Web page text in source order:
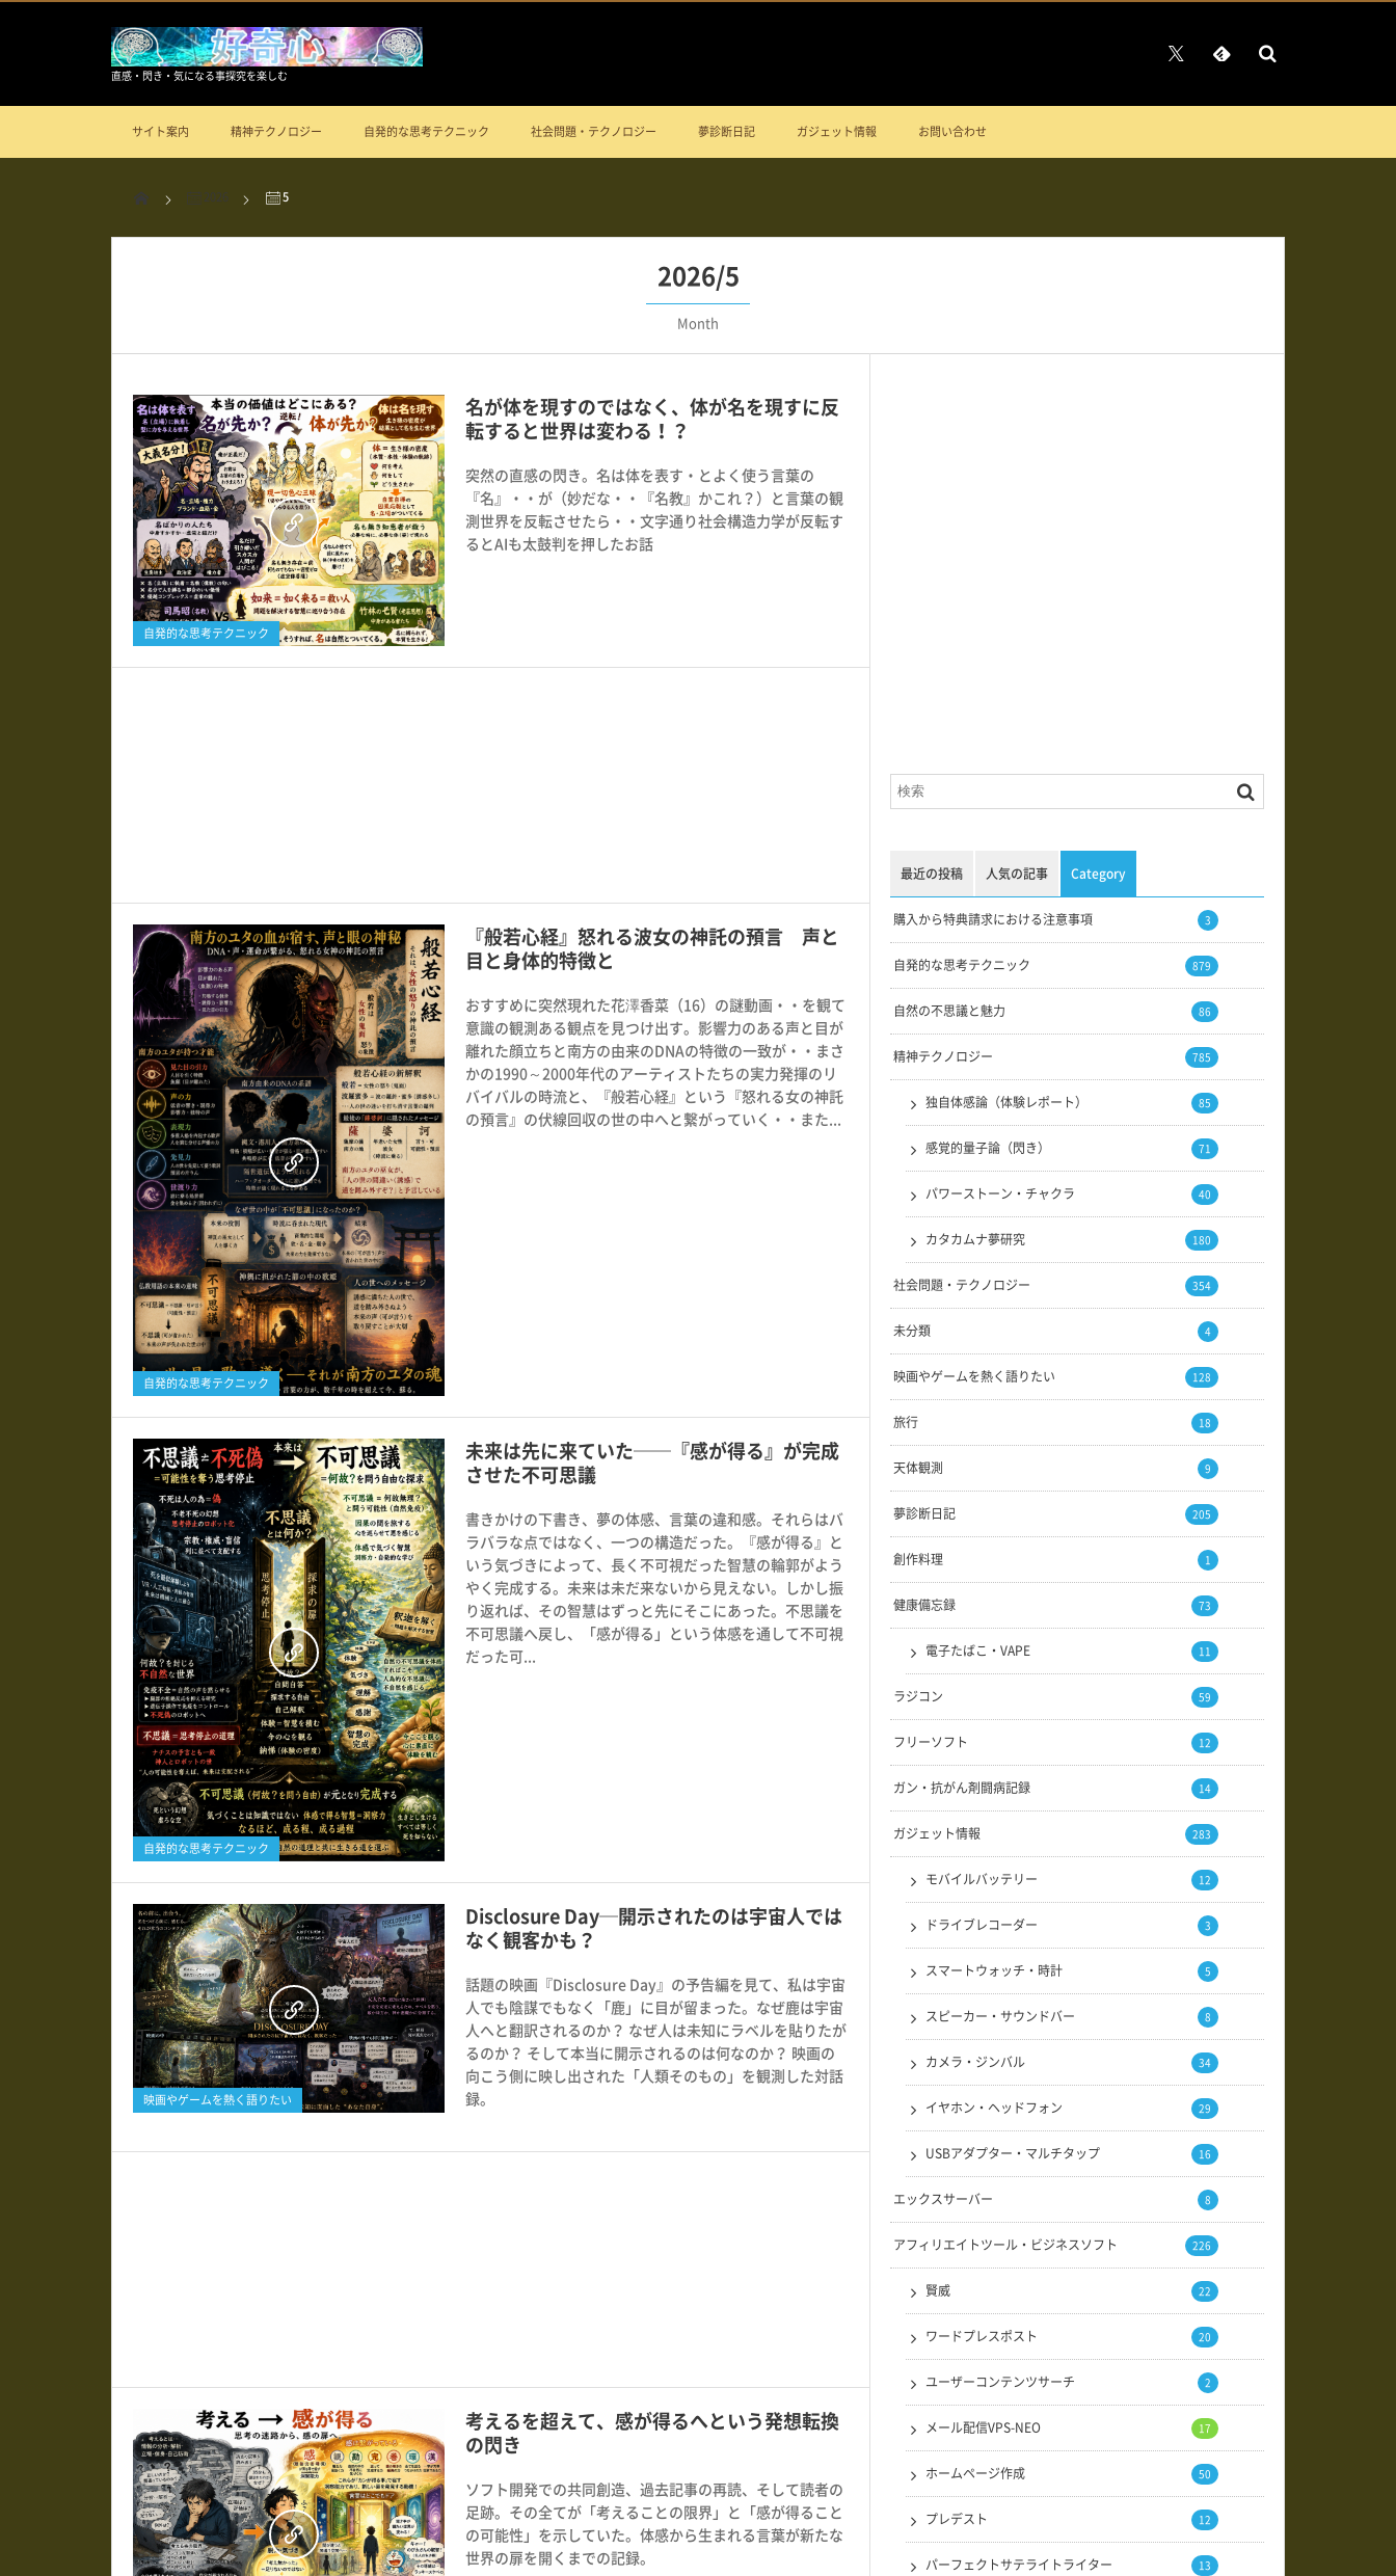
直感・閃き・気になる事探究を楽しむ
サイト案内 精神テクノロジー 自発的な思考テクニック 社会問題・テクノロジー 夢診断日記 ガジェット情報 お問い合わせ
2026 5
2026/5
Month
自発的な思考テクニック
0
名が体を現すのではなく、体が名を現すに反
転すると世界は変わる！？
突然の直感の閃き。名は体を表す・とよく使う言葉の
『名』・・が（妙だな・・『名教』かこれ？）と言葉の観
測世界を反転させたら・・文字通り社会構造力学が反転す
るとAIも太鼓判を押したお話
自発的な思考テクニック
0
『般若心経』怒れる波女の神託の預言 声と
目と身体的特徴と
おすすめに突然現れた花澤香菜（16）の謎動画・・を観て
意識の観測ある観点を見つけ出す。影響力のある声と目が
離れた顔立ちと南方の由来のDNAの特徴の一致が・・まさ
かの1990～2000年代のアーティストたちの実力発揮のリ
バイバルの時流と、『般若心経』という『怒れる女の神託
の預言』の伏線回収の世の中へと繋がっていく・・また...
自発的な思考テクニック
0
未来は先に来ていた──『感が得る』が完成
させた不可思議
書きかけの下書き、夢の体感、言葉の違和感。それらはバ
ラバラな点ではなく、一つの構造だった。『感が得る』と
いう気づきによって、長く不可視だった智慧の輪郭がよう
やく完成する。未来は未だ来ないから見えない。しかし振
り返れば、その智慧はずっと先にそこにあった。不思議を
不可思議へ戻し、「感が得る」という体感を通して不可視
だった可...
映画やゲームを熱く語りたい
0
Disclosure Day─開示されたのは宇宙人では
なく観客かも？
話題の映画『Disclosure Day』の予告編を見て、私は宇宙
人でも陰謀でもなく「鹿」に目が留まった。なぜ鹿は宇宙
人へと翻訳されるのか？ なぜ人は未知にラベルを貼りたが
るのか？ そして本当に開示されるのは何なのか？ 映画の
向こう側に映し出された「人類そのもの」を観測した対話
録。
0
考えるを超えて、感が得るへという発想転換
の閃き
ソフト開発での共同創造、過去記事の再読、そして読者の
足跡。その全てが「考えることの限界」と「感が得ること
の可能性」を示していた。体感から生まれる言葉が新たな
世界の扉を開くまでの記録。
最近の投稿 人気の記事 Category
購入から特典請求における注意事項 3
自発的な思考テクニック 879
自然の不思議と魅力 86
精神テクノロジー 785
独自体感論（体験レポート） 85
感覚的量子論（閃き） 71
パワーストーン・チャクラ 40
カタカムナ夢研究 180
社会問題・テクノロジー 354
未分類 4
映画やゲームを熱く語りたい 128
旅行 18
天体観測 9
夢診断日記 205
創作料理 1
健康備忘録 73
電子たばこ・VAPE 11
ラジコン 59
フリーソフト 12
ガン・抗がん剤闘病記録 14
ガジェット情報 283
モバイルバッテリー 12
ドライブレコーダー 3
スマートウォッチ・時計 5
スピーカー・サウンドバー 8
カメラ・ジンバル 34
イヤホン・ヘッドフォン 29
USBアダプター・マルチタップ 16
エックスサーバー 8
アフィリエイトツール・ビジネスソフト 226
賢威 22
ワードプレスポスト 20
ユーザーコンテンツサーチ 2
メール配信VPS-NEO 17
ホームページ作成 50
プレデスト 12
パーフェクトサテライトライター 13